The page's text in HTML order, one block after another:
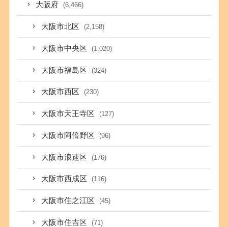
大阪府 (6,466)
大阪市北区 (2,158)
大阪市中央区 (1,020)
大阪市福島区 (324)
大阪市西区 (230)
大阪市天王寺区 (127)
大阪市阿倍野区 (96)
大阪市浪速区 (176)
大阪市西成区 (116)
大阪市住之江区 (45)
大阪市住吉区 (71)